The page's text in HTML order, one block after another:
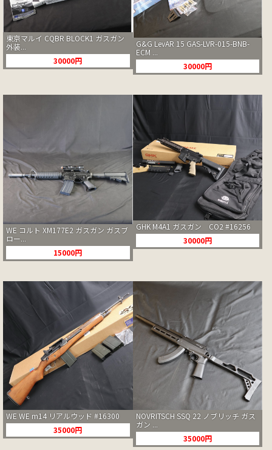
東京マルイ CQBR BLOCK1 ガスガン
外装...
30000円
G&G LevAR 15 GAS-LVR-015-BNB-
ECM ...
30000円
WE コルト XM177E2 ガスガン ガスブ
ロー...
15000円
GHK M4A1 ガスガン CO2 #16256
30000円
WE WE m14 リアルウッド #16300
35000円
NOVRITSCH SSQ 22 ノブリッチ ガス
ガン ...
35000円